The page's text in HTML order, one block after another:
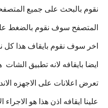
نقوم بالبحث على جميع
المتصفح سوف نقوم بالضغط
اخر سوف نقوم بايقاف هذا
ايضا بايقافه لانه تطبيق
تعرض اعلانات على الاجهزه
علينا ايقافه اذن هذا هو الاجراء